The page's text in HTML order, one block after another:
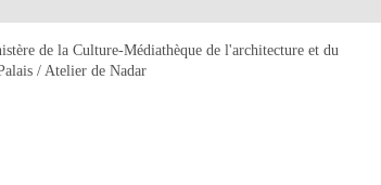
de la Culture-Médiathèque de l'architecture et du
/ Atelier de Nadar